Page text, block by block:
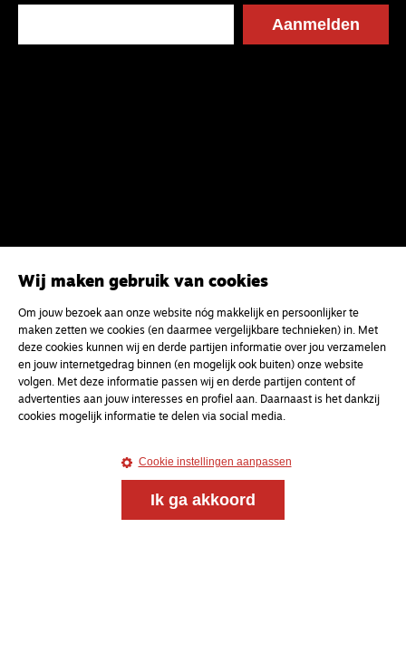
MagazineOnderweg
Onderweg is een platform voor ontmoeting, vorming
en gesprek voor christenen onderweg, in het bijzonder
voor de Nederlandse Gereformeerde Kerken.
MagazineOnderweg
info@onderwegonline.nl
Wij maken gebruik van cookies
Om jouw bezoek aan onze website nóg makkelijk en persoonlijker te
maken zetten we cookies (en daarmee vergelijkbare technieken) in. Met
deze cookies kunnen wij en derde partijen informatie over jou verzamelen
en jouw internetgedrag binnen (en mogelijk ook buiten) onze website
volgen. Met deze informatie passen wij en derde partijen content of
advertenties aan jouw interesses en profiel aan. Daarnaast is het dankzij
cookies mogelijk informatie te delen via social media.
Cookie instellingen aanpassen
Ik ga akkoord